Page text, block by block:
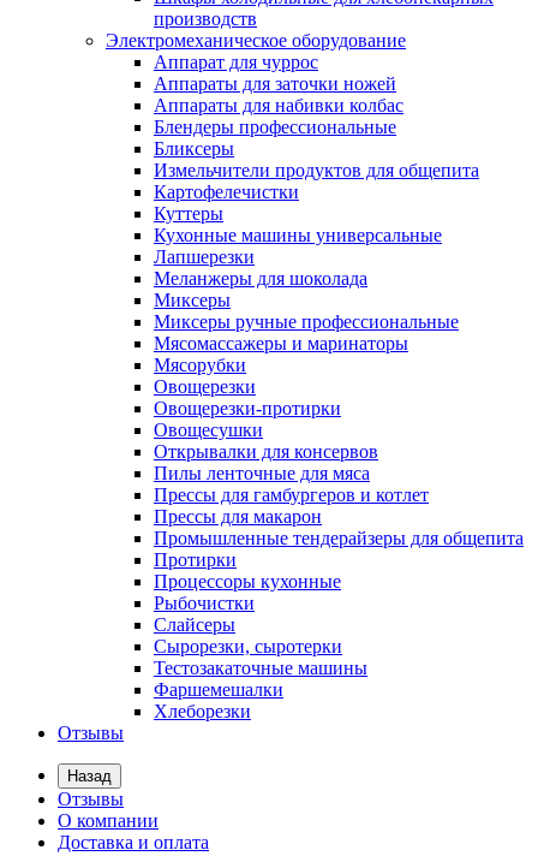
производств
Электрoмеханическое оборудование
Аппарат для чуррос
Аппараты для заточки ножей
Аппараты для набивки колбас
Блендеры профессиональные
Бликсеры
Измельчители продуктов для общепита
Картофелечистки
Куттеры
Кухонные машины универсальные
Лапшерезки
Меланжеры для шоколада
Миксеры
Миксеры ручные профессиональные
Мясомассажеры и маринаторы
Мясорубки
Овощерезки
Овощерезки-протирки
Овощесушки
Открывалки для консервов
Пилы ленточные для мяса
Прессы для гамбургеров и котлет
Прессы для макарон
Промышленные тендерайзеры для общепита
Протирки
Процессоры кухонные
Рыбочистки
Слайсеры
Сырорезки, сыротерки
Тестозакаточные машины
Фаршемешалки
Хлеборезки
Отзывы
Назад
Отзывы
О компании
Доставка и оплата